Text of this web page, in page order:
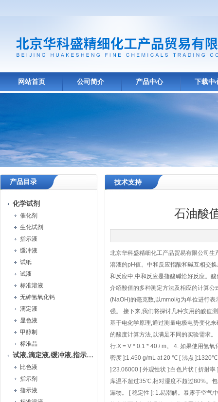
网站首页 公司简介 产品中心 下载中
产品目录
化学试剂
催化剂
生化试剂
指示液
缓冲液
试纸
试液
标准溶液
无砷氢氧化钙
滴定液
显色液
甲醇制
标准品
试液,滴定液,缓冲液,指示液,试纸
比色液
指示剂
指示液
技术支持
石油酸
北京华科盛精细化工产品贸易有限公司
溶液的pH值。中和反应指酸和碱互相交
和反应中,中和反应是指酸碱恰好反应。
介绍酸值的多种测定方法及相应的计算
(NaOH)的毫克数,以mmol/g为单位进行
强。 接下来,我们将探讨几种实用的酸值
基于电化学原理,通过测量电极电势变化
的酸度计算方法,以满足不同的实验需求
行:X = V * 0.1 * 40 / m。 4. 如果使用氢
密度 ]:1.450 g/mL at 20 ℃ [ 沸点 ]:1320℃
]:23.06000 [ 外观性状 ]:白色片状 [ 折射
库温不超过35℃,相对湿度不超过80%。
漏物。 [ 稳定性 ]: 1.易潮解。暴露于空气